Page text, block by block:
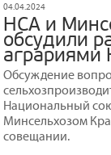
04.04.2024
НСА и
обсудили
аграриями
Обсуждение
Национальный
Минсельхозом
совещании.